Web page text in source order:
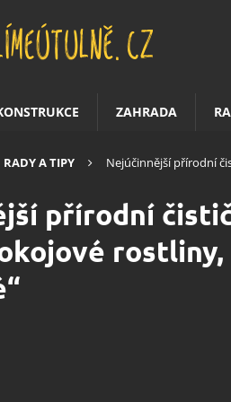
ZAHRADA
RADY A TIPY
Nejúčinnější přírodní
přírodní